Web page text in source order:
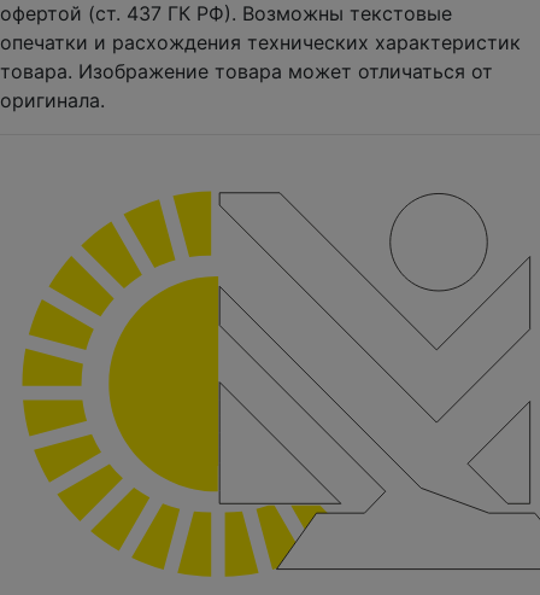
офертой (ст. 437 ГК РФ). Возможны текстовые
опечатки и расхождения технических характеристик
товара. Изображение товара может отличаться от
оригинала.